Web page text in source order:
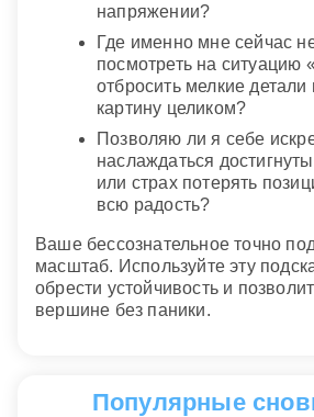
напряжении?
Где именно мне сейчас
посмотреть на ситуацию
отбросить мелкие детали
картину целиком?
Позволяю ли я себе
наслаждаться
или страх потерять
всю радость?
Ваше бессознательное точно
масштаб. Используйте эту
обрести устойчивость и
вершине без паники.
Популярные